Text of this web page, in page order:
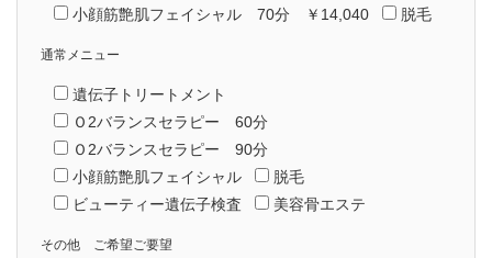
小顔筋艶肌フェイシャル 70分 ￥14,040
脱毛
通常メニュー
遺伝子トリートメント
Ｏ2バランスセラピー 60分
Ｏ2バランスセラピー 90分
小顔筋艶肌フェイシャル
脱毛
ビューティー遺伝子検査
美容骨エステ
その他 ご希望ご要望